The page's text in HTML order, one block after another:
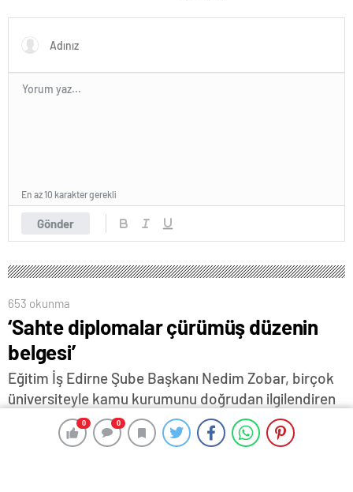
0 0
Gönder
En az 10 karakter gerekli
653 okunma
‘Sahte diplomalar çürümüş düzenin
belgesi’
Eğitim İş Edirne Şube Başkanı Nedim Zobar, birçok
üniversiteyle kamu kurumunu doğrudan ilgilendiren
'sahte diploma çetesi' iddialarının ülkemizde yalnızca
bireysel değil, kurumsal yozlaşmanın da boyutlarını
0 0